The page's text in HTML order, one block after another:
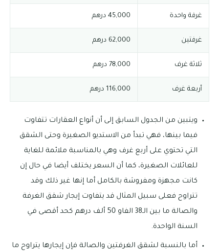
غرفة واحدة 45,000 درهم
غرفتين 62,000 درهم
ثلاثة غرف 78,000 درهم
أربعة غرف 116,000 درهم
ويتبين من الجدول السابق إلى أن أنواع العقارات تتفاوت
فيما بينها، فهي تبدأ من الاستديو الصغيرة وحتى الشقق
التي تحتوي على أربع غرف وهي بالمناسبة ملائمة للغاية
للعائلات الصغيرة، كما أن السعر يختلف أيضا في حال إن
كانت مجهزة ومفروشة بالكامل أما إنها غير ذلك وقد
تتراوح فعلى سبيل المثال قد يتفاوت إيجار شقق الغرفة
والصالة ما بين الـ38 الفاو 50 ألف درهم كحد أقصى في
السنة الواحدة.
أما بالنسبة لشقق الغرفتين والصالة فإن إيجارها يتراوح ما